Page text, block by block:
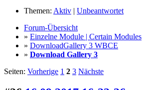
Themen: Aktiv | Unbeantwortet
Forum-Übersicht
» Einzelne Module | Certain Modules
» DownloadGallery 3 WBCE
» Download Gallery 3
Seiten: Vorherige 1 2 3 Nächste